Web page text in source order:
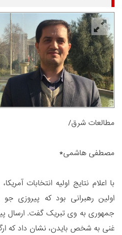
مطالعات شرق/
مصطفی هاشمی*
با اعلام نتایج اولیه انتخابات
اولین رهبرانی بود که پیروزی جو
جمهوری به وی تبریک گفت. ارسال
غنی به شخص بایدن، نشان داد که